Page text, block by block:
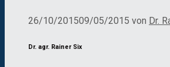
26/10/201509/05/2015 von Dr.
Dr. agr. Rainer Six